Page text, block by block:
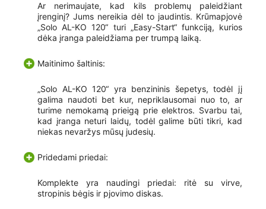
Ar nerimaujate, kad kils problemų paleidžiant
įrenginį? Jums nereikia dėl to jaudintis. Krūmapjovė
„Solo AL-KO 120“ turi „Easy-Start“ funkciją, kurios
dėka įranga paleidžiama per trumpą laiką.
Maitinimo šaltinis:
„Solo AL-KO 120“ yra benzininis šepetys, todėl jį
galima naudoti bet kur, nepriklausomai nuo to, ar
turime nemokamą prieigą prie elektros. Svarbu tai,
kad įranga neturi laidų, todėl galime būti tikri, kad
niekas nevaržys mūsų judesių.
Pridedami priedai:
Komplekte yra naudingi priedai: ritė su virve,
stropinis bėgis ir pjovimo diskas.